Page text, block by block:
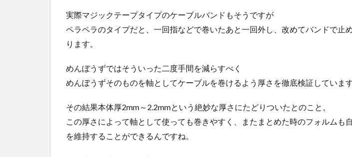
実際マジックテープタイプのケーブルバンドもそうですが
ペラペラのタイプだと、一回指などで巻いたあと一回外し、改めてバンドで止
ります。
めんぼうずではそういった二度手間を減らすべく
めんぼうずそのものを軸としてケーブルを巻けるよう厚さを徹底検証しています
その結果本体厚2mm～2.2mmという絶妙な厚さにたどりついたとのこと。
この厚さによって軸として使っても巻きやすく、またまとめた時のフォルムも
を維持することができるんですね。